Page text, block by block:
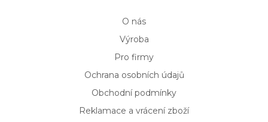
O nás
Výroba
Pro firmy
Ochrana osobních údajů
Obchodní podmínky
Reklamace a vrácení zboží